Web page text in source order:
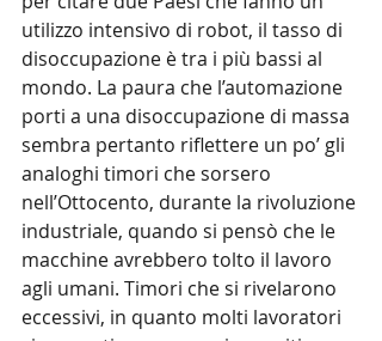
utilizzo intensivo di robot, il tasso di
disoccupazione è tra i più bassi al
mondo. La paura che l’automazione
porti a una disoccupazione di massa
sembra pertanto riflettere un po’ gli
analoghi timori che sorsero
nell’Ottocento, durante la rivoluzione
industriale, quando si pensò che le
macchine avrebbero tolto il lavoro
agli umani. Timori che si rivelarono
eccessivi, in quanto molti lavoratori